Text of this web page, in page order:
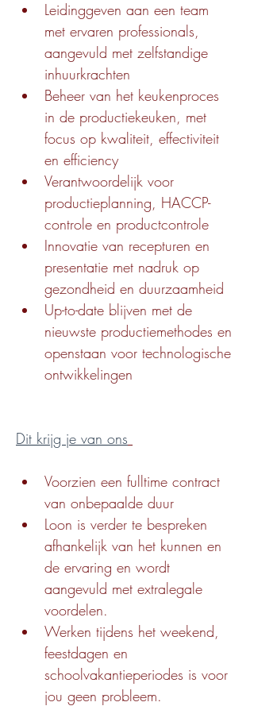
Leidinggeven aan een team
met ervaren professionals,
aangevuld met zelfstandige
inhuurkrachten
Beheer van het keukenproces
in de productiekeuken, met
focus op kwaliteit, effectiviteit
en efficiency
Verantwoordelijk voor
productieplanning, HACCP-
controle en productcontrole
Innovatie van recepturen en
presentatie met nadruk op
gezondheid en duurzaamheid
Up-to-date blijven met de
nieuwste productiemethodes en
openstaan voor technologische
ontwikkelingen
Dit krijg je van ons
Voorzien een fulltime contract
van onbepaalde duur
Loon is verder te bespreken
afhankelijk van het kunnen en
de ervaring en wordt
aangevuld met extralegale
voordelen.
Werken tijdens het weekend,
feestdagen en
schoolvakantieperiodes is voor
jou geen probleem.